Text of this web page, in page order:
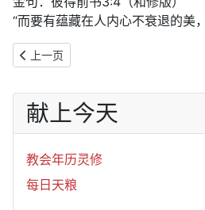
“而要有蕴藏在人内心不衰退的美
上一篇文章: 复活期｜2026年5月3日
上一页
献上今天
教会年历灵修
每日天粮